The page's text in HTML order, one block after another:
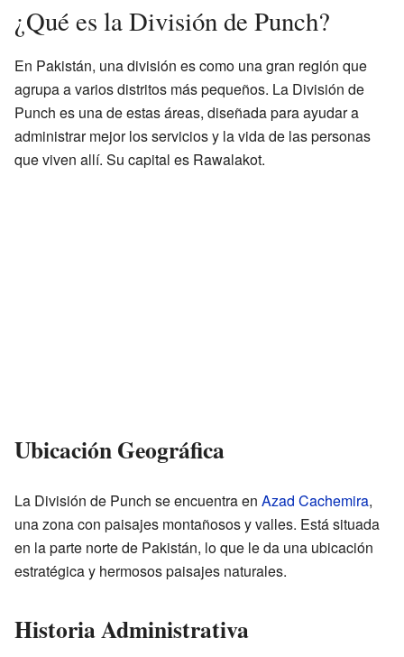
¿Qué es la División de Punch?
En Pakistán, una división es como una gran región que
agrupa a varios distritos más pequeños. La División de
Punch es una de estas áreas, diseñada para ayudar a
administrar mejor los servicios y la vida de las personas
que viven allí. Su capital es Rawalakot.
Ubicación Geográfica
La División de Punch se encuentra en Azad Cachemira,
una zona con paisajes montañosos y valles. Está situada
en la parte norte de Pakistán, lo que le da una ubicación
estratégica y hermosos paisajes naturales.
Historia Administrativa